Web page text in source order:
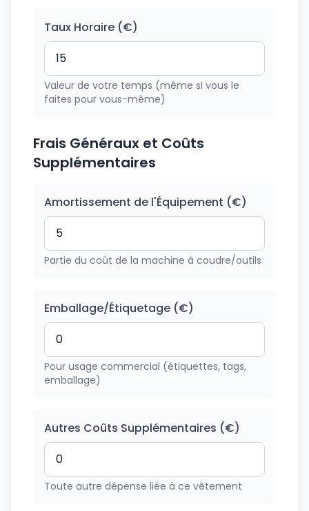
Taux Horaire (€)
Valeur de votre temps (même si vous le
faites pour vous-même)
Frais Généraux et Coûts
Supplémentaires
Amortissement de l'Équipement (€)
Partie du coût de la machine à coudre/outils
Emballage/Étiquetage (€)
Pour usage commercial (étiquettes, tags,
emballage)
Autres Coûts Supplémentaires (€)
Toute autre dépense liée à ce vêtement